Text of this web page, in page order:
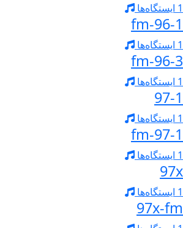
1 ایستگاه‌ها
96-1-fm
1 ایستگاه‌ها
96-3-fm
1 ایستگاه‌ها
97-1
1 ایستگاه‌ها
97-1-fm
1 ایستگاه‌ها
97x
1 ایستگاه‌ها
97x-fm